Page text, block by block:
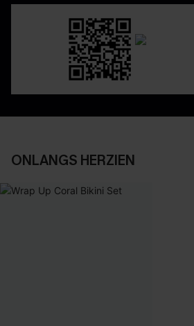
ONLANGS HERZIEN